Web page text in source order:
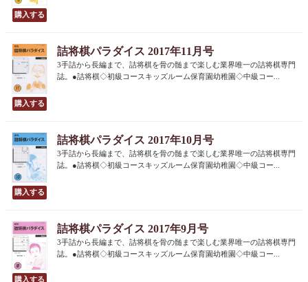
詰将棋パラダイス 2017年11月号
3手詰から長編まで、詰将棋を骨の髄まで楽しむ業界唯一の詰将棋専門
誌。●詰将棋◇初級コースキッズルーム保育園幼稚園◇中級コー...
詰将棋パラダイス 2017年10月号
3手詰から長編まで、詰将棋を骨の髄まで楽しむ業界唯一の詰将棋専門
誌。●詰将棋◇初級コースキッズルーム保育園幼稚園◇中級コー...
詰将棋パラダイス 2017年9月号
3手詰から長編まで、詰将棋を骨の髄まで楽しむ業界唯一の詰将棋専門
誌。●詰将棋◇初級コースキッズルーム保育園幼稚園◇中級コー...